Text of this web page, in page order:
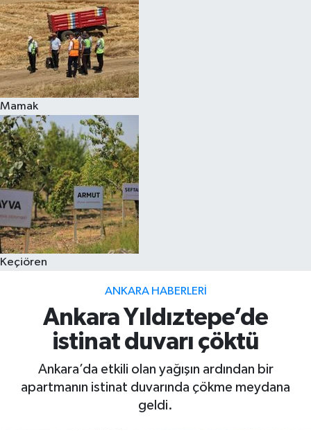
Mamak
Keçiören
ANKARA HABERLERI
Ankara Yıldıztepe’de
istinat duvarı çöktü
Ankara’da etkili olan yağışın ardından bir
apartmanın istinat duvarında çökme meydana
geldi.